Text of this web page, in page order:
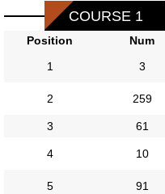
COURSE 1
Position Num
1
3
2 259
3 61
4 10
5 91